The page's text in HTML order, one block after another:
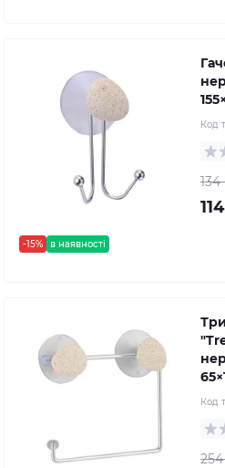
-15% в наявності
Код
134
Код